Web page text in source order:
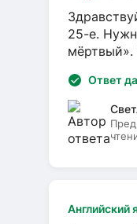
25-е.
мёртвый».
Ответ
Английский